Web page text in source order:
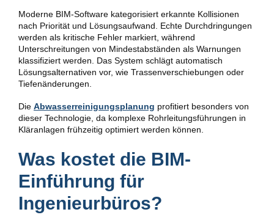
Moderne BIM-Software kategorisiert erkannte Kollisionen
nach Priorität und Lösungsaufwand. Echte Durchdringungen
werden als kritische Fehler markiert, während
Unterschreitungen von Mindestabständen als Warnungen
klassifiziert werden. Das System schlägt automatisch
Lösungsalternativen vor, wie Trassenverschiebungen oder
Tiefenänderungen.
Die Abwasserreinigungsplanung profitiert besonders von
dieser Technologie, da komplexe Rohrleitungsführungen in
Kläranlagen frühzeitig optimiert werden können.
Was kostet die BIM-
Einführung für
Ingenieurbüros?